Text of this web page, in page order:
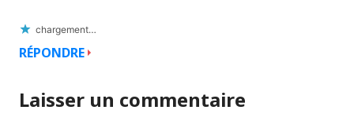
chargement…
RÉPONDRE
Laisser un commentaire